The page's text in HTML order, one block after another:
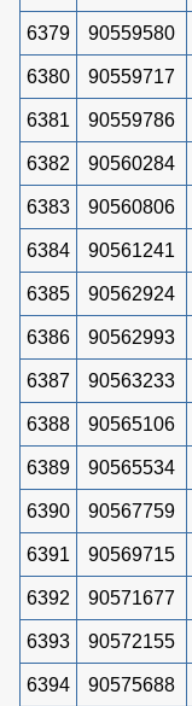
6379 90559580
6380 90559717
6381 90559786
6382 90560284
6383 90560806
6384 90561241
6385 90562924
6386 90562993
6387 90563233
6388 90565106
6389 90565534
6390 90567759
6391 90569715
6392 90571677
6393 90572155
6394 90575688